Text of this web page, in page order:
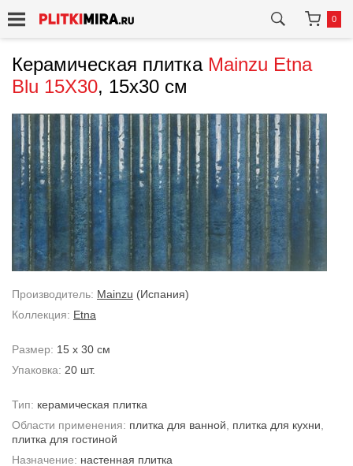
0
Керамическая плитка Mainzu Etna
Blu 15X30, 15x30 см
Производитель: Mainzu (Испания)
Коллекция: Etna
Размер: 15 x 30 см
Упаковка: 20 шт.
Тип: керамическая плитка
Области применения: плитка для ванной плитка для кухни
плитка для гостиной
Назначение: настенная плитка